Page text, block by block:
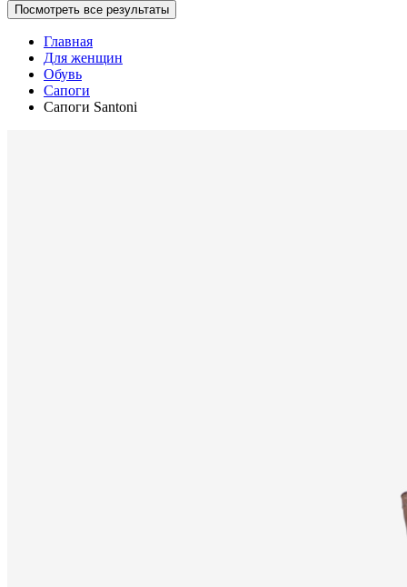
Посмотреть все результаты
Главная
Для женщин
Обувь
Сапоги
Сапоги Santoni